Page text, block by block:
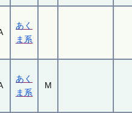
あく
ま系
あく
ま系
M